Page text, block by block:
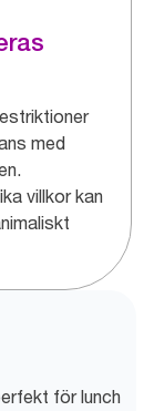
med
villkor kan
för lunch